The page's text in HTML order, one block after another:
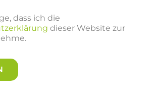
dass ich die
dieser Website zur